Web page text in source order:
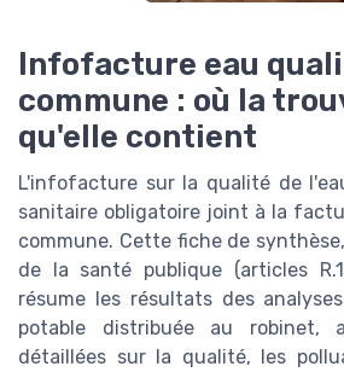
Infofacture eau
commune : où la
qu'elle contient
L'infofacture sur la qualité de
sanitaire obligatoire joint à la
commune. Cette fiche de
de la santé publique (articles
résume les résultats des
potable distribuée au robinet,
détaillées sur la qualité, les